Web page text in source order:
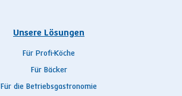
Unsere Lösungen
Für Profi-Köche
Für Bäcker
Für die Betriebsgastronomie